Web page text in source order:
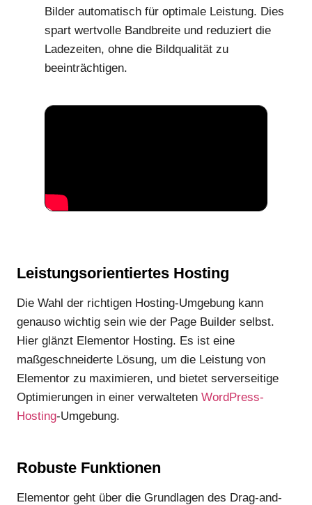
Bilder automatisch für optimale Leistung. Dies
spart wertvolle Bandbreite und reduziert die
Ladezeiten, ohne die Bildqualität zu
beeinträchtigen.
Leistungsorientiertes Hosting
Die Wahl der richtigen Hosting-Umgebung kann
genauso wichtig sein wie der Page Builder selbst.
Hier glänzt Elementor Hosting. Es ist eine
maßgeschneiderte Lösung, um die Leistung von
Elementor zu maximieren, und bietet serverseitige
Optimierungen in einer verwalteten WordPress-
Hosting-Umgebung.
Robuste Funktionen
Elementor geht über die Grundlagen des Drag-and-